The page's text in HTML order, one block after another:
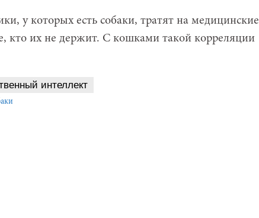
у которых есть собаки, тратят на медицинские
кто их не держит. С кошками такой корреляции
интеллект